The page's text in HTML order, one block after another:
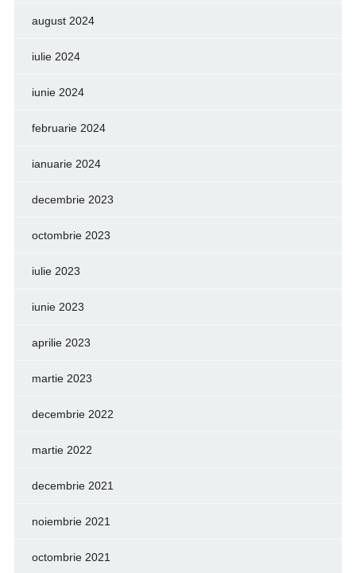
august 2024
iulie 2024
iunie 2024
februarie 2024
ianuarie 2024
decembrie 2023
octombrie 2023
iulie 2023
iunie 2023
aprilie 2023
martie 2023
decembrie 2022
martie 2022
decembrie 2021
noiembrie 2021
octombrie 2021